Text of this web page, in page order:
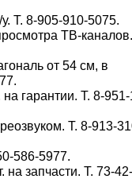
Т. 8-905-910-5075.
ТВ-
от 54 см, в
гарантии. Т. 8-
Т. 8-913-
586-5977.
на запчасти. Т. 73-